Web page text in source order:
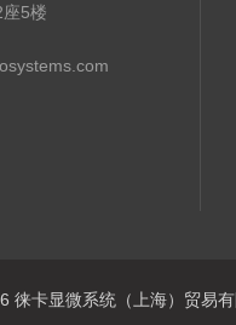
5楼
徕卡显微系统（上海）贸